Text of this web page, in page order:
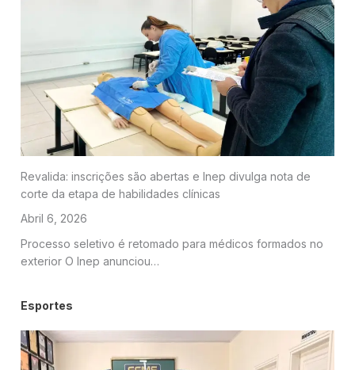
Revalida: inscrições são abertas e Inep divulga nota de
corte da etapa de habilidades clínicas
Abril 6, 2026
Processo seletivo é retomado para médicos formados no
exterior O Inep anunciou…
Esportes